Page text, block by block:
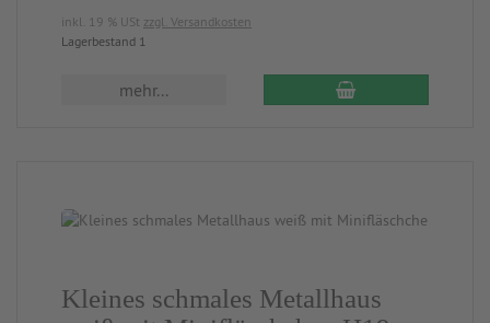
inkl. 19 % USt zzgl. Versandkosten
Lagerbestand 1
mehr...
Kleines schmales Metallhaus